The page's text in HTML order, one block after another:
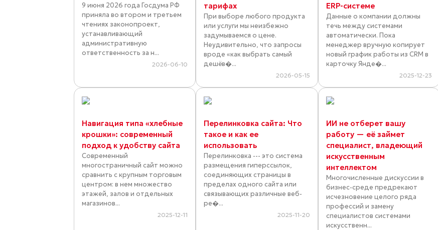
9 июня 2026 года Госдума РФ
приняла во втором и третьем
чтениях законопроект,
устанавливающий
административную
ответственность за н...
2026-06-10
тарифах
При выборе любого продукта
или услуги мы неизбежно
задумываемся о цене.
Неудивительно, что запросы
вроде «как выбрать самый
дешёв�...
2026-05-15
ERP-системе
Данные о компании должны
течь между системами
автоматически. Пока
менеджер вручную копирует
новый график работы из CRM в
карточку Янде�...
2025-12-23
Навигация типа «хлебные
крошки»: современный
подход к удобству сайта
Современный
многостраничный сайт можно
сравнить с крупным торговым
центром: в нем множество
этажей, залов и отдельных
магазинов...
2025-12-11
Перелинковка сайта: Что
такое и как ее
использовать
Перелинковка --- это система
размещения гиперссылок,
соединяющих страницы в
пределах одного сайта или
связывающих различные веб-
ре�...
2025-11-20
ИИ не отберет вашу
работу — её займет
специалист, владеющий
искусственным
интеллектом
Многочисленные дискуссии в
бизнес-среде предрекают
исчезновение целого ряда
профессий и замену
специалистов системами
искусственн...